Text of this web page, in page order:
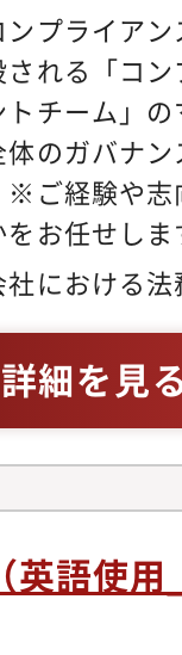
活用による
性に応じ
）・海外子
・英文契約
の戦略案件
備・各種プ
・経験lに応
す。【入社
在の法務業
務、海外法
況 等）・
バーとの
への参画
・リスク
ンプライア
される「コ
トチーム」
体のガバナ
※ご経験や
をお任せし
と実行● 法
策定・改定
是正処置と
口（通報
ホルダー
携・対応
ンプライア
責任者（
社における
詳細を見
英語使